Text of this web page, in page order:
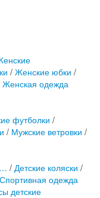
/ Женские юбки /
Женская одежда
футболки /
/ Мужские ветровки /
… / Детские коляски /
Спортивная одежда
детские